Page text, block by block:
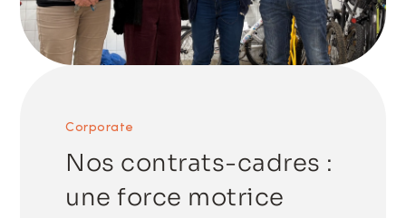
Corporate
Nos contrats-cadres :
une force motrice